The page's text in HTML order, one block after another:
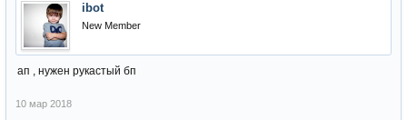
ibot
New Member
ап , нужен рукастый бп
10 мар 2018